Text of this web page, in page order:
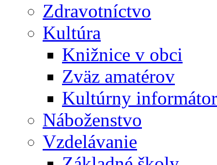
Zdravotníctvo
Kultúra
Knižnice v obci
Zväz amatérov
Kultúrny informátor
Náboženstvo
Vzdelávanie